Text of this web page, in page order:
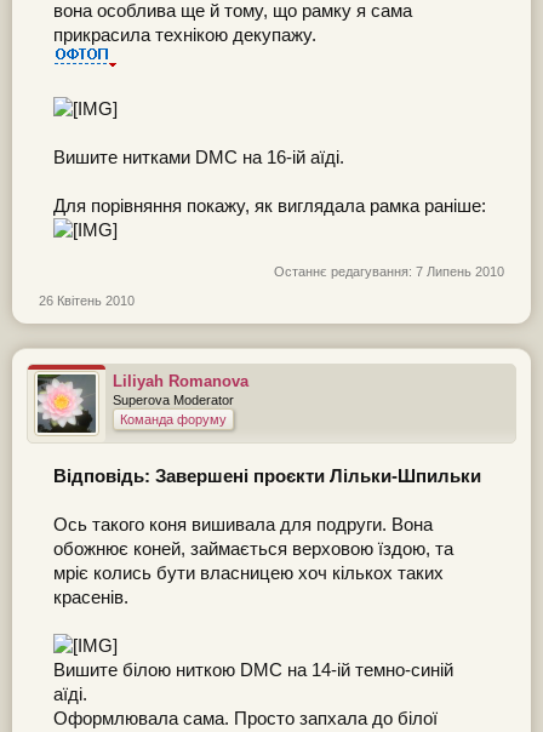
вона особлива ще й тому, що рамку я сама
прикрасила технікою декупажу.
Вишите нитками DMC на 16-ій аїді.
Для порівняння покажу, як виглядала рамка раніше:
Останнє редагування: 7 Липень 2010
26 Квітень 2010
Liliyah Romanova
Superova Moderator
Команда форуму
Відповідь: Завершені проєкти Лільки-Шпильки
Ось такого коня вишивала для подруги. Вона
обожнює коней, займається верховою їздою, та
мріє колись бути власницею хоч кількох таких
красенів.
Вишите білою ниткою DMC на 14-ій темно-синій
аїді.
Оформлювала сама. Просто запхала до білої